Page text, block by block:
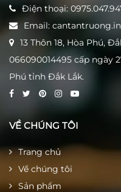
Điện thoại:
Email:
13 Thôn 18, Hòa Phú,
066090014495 cấp ngày
Phú tỉnh Đắk Lắk.
VỀ CHÚNG TÔI
Trang chủ
Về chúng tôi
Sản phẩm